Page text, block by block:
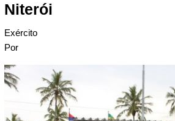
Niterói
Exército
Por